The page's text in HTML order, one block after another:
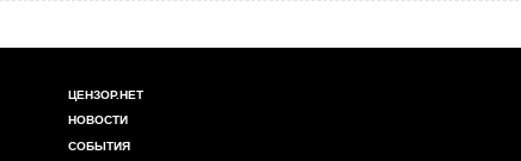
ЦЕНЗОР.НЕТ
НОВОСТИ
СОБЫТИЯ